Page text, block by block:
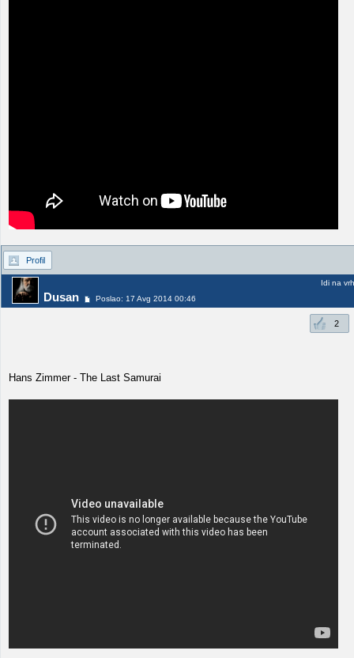
Profil
Dusan Poslao: 17 Avg 2014 00:46
Idi na vrh
2
Hans Zimmer - The Last Samurai